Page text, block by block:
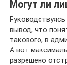
Могут ли
вывод, что
такового, в
А вот
разрешено